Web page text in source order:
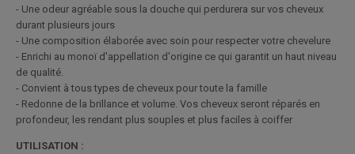
- Une odeur agréable sous la douche qui perdurera sur vos cheveux
durant plusieurs jours
- Une composition élaborée avec soin pour respecter votre chevelure
- Enrichi au monoï d'appellation d'origine ce qui garantit un haut niveau
de qualité.
- Convient à tous types de cheveux pour toute la famille
- Redonne de la brillance et volume. Vos cheveux seront réparés en
profondeur, les rendant plus souples et plus faciles à coiffer
UTILISATION :